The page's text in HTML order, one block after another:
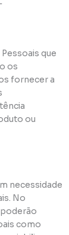
que
os
fornecer a
ou
necessidade
No
como